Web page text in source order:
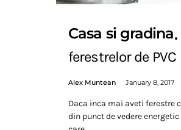
Casa si gradina
ferestrelor de PVC
Alex Muntean January 8, 2017
Daca inca mai aveti ferestre
din punct de vedere